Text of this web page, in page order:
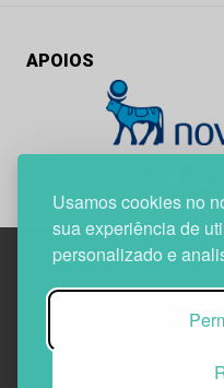
Usamos cookies no
sua experiência de
personalizado e
APOIOS
Edif. Lisboa Oriente | Av.
1800-282 Lisboa | Portugal